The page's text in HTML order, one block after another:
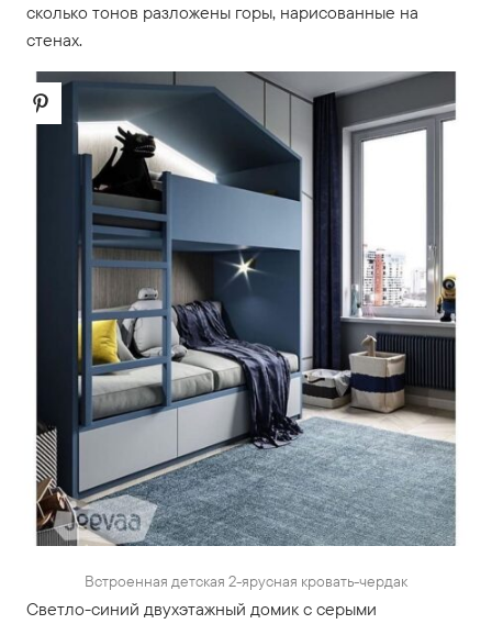
сколько тонов разложены горы, нарисованные на
стенах.
Встроенная детская 2-ярусная кровать-чердак
Светло-синий двухэтажный домик с серыми